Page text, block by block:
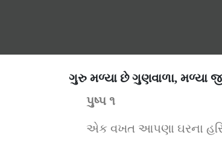
ગુરુ મળ્યા છે ગુણવાળા, મળ્યા
પુષ્પ ૧
એક વખત આપણા ઘરના